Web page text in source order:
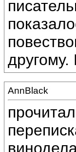
AnnBlack